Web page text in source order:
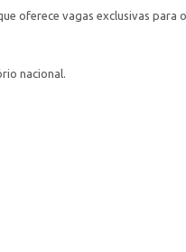
oferece vagas exclusivas para
nacional.